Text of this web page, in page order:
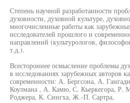
Степень научной разработанности
духовности, духовной культуре,
многочисленные работы как
исследователей прошлого и
направлений (культурологов,
т.д.).
Всестороннее осмысление проблемы
в исследованиях зарубежных авторов
современности: А. Бергсона, А.
Коулмана , А. Камю, С. Кьеркегора,
Роджера, К. Сингха, Ж.-П. Сартра,